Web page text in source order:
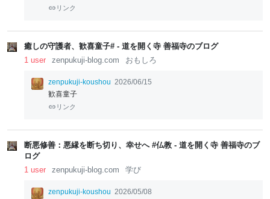
リンク
癒しの守護者、歓喜童子# - 道を開く寺 善福寺のブログ
1 user
zenpukuji-blog.com おもしろ
zenpukuji-koushou 2026/06/15
歓喜童子
リンク
断悪修善：悪縁を断ち切り、幸せへ #仏教 - 道を開く寺 善福寺のブ
ログ
1 user
zenpukuji-blog.com 学び
zenpukuji-koushou 2026/05/08